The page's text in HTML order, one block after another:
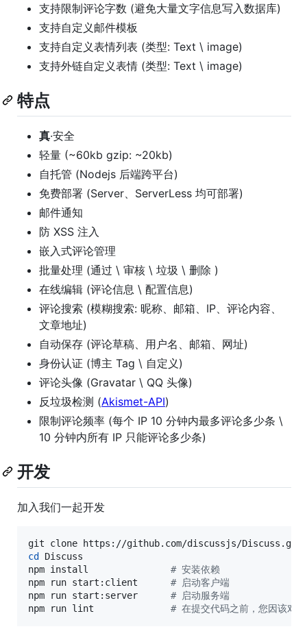
支持限制评论字数 (避免大量文字信息写入数据库)
支持自定义邮件模板
支持自定义表情列表 (类型: Text \ image)
支持外链自定义表情 (类型: Text \ image)
特点
真·安全
轻量 (~60kb gzip: ~20kb)
自托管 (Nodejs 后端跨平台)
免费部署 (Server、ServerLess 均可部署)
邮件通知
防 XSS 注入
嵌入式评论管理
批量处理 (通过 \ 审核 \ 垃圾 \ 删除 )
在线编辑 (评论信息 \ 配置信息)
评论搜索 (模糊搜索: 昵称、邮箱、IP、评论内容、
文章地址)
自动保存 (评论草稿、用户名、邮箱、网址)
身份认证 (博主 Tag \ 自定义)
评论头像 (Gravatar \ QQ 头像)
反垃圾检测 (Akismet-API)
限制评论频率 (每个 IP 10 分钟内最多评论多少条 \
10 分钟内所有 IP 只能评论多少条)
开发
加入我们一起开发
cd
Discuss
npm install # 安装依赖
npm run start:client # 启动客户端
npm run start:server # 启动服务端
npm run lint # 在提交代码之前，您因该对